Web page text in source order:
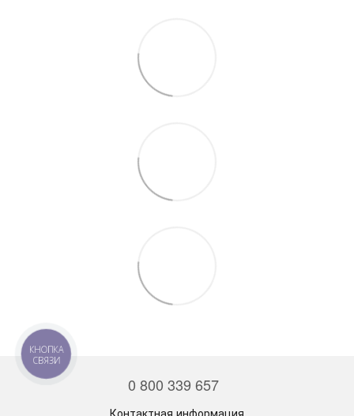
0 800 339 657
Контактная информация
КНОПКА
СВЯЗИ